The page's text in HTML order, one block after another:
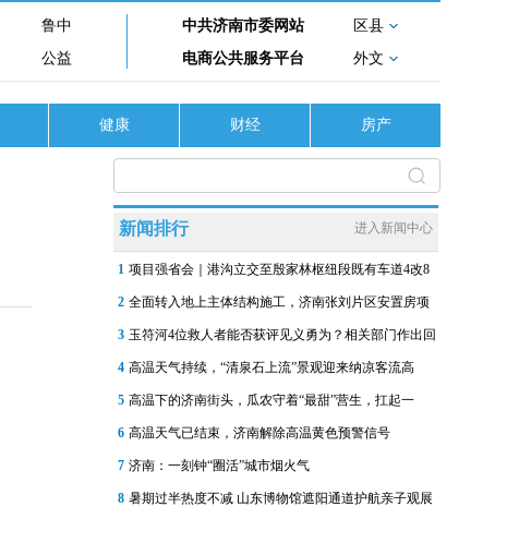
鲁中
公益
中共济南市委网站
区县
电商公共服务平台
外文
健康 财经 房产
新闻排行 进入新闻中心
1 项目强省会｜港沟立交至殷家林枢纽段既有车道4改8
2 全面转入地上主体结构施工，济南张刘片区安置房项
3 玉符河4位救人者能否获评见义勇为？相关部门作出回
4 高温天气持续，“清泉石上流”景观迎来纳凉客流高
5 高温下的济南街头，瓜农守着“最甜”营生，扛起一
6 高温天气已结束，济南解除高温黄色预警信号
7 济南：一刻钟“圈活”城市烟火气
8 暑期过半热度不减 山东博物馆遮阳通道护航亲子观展